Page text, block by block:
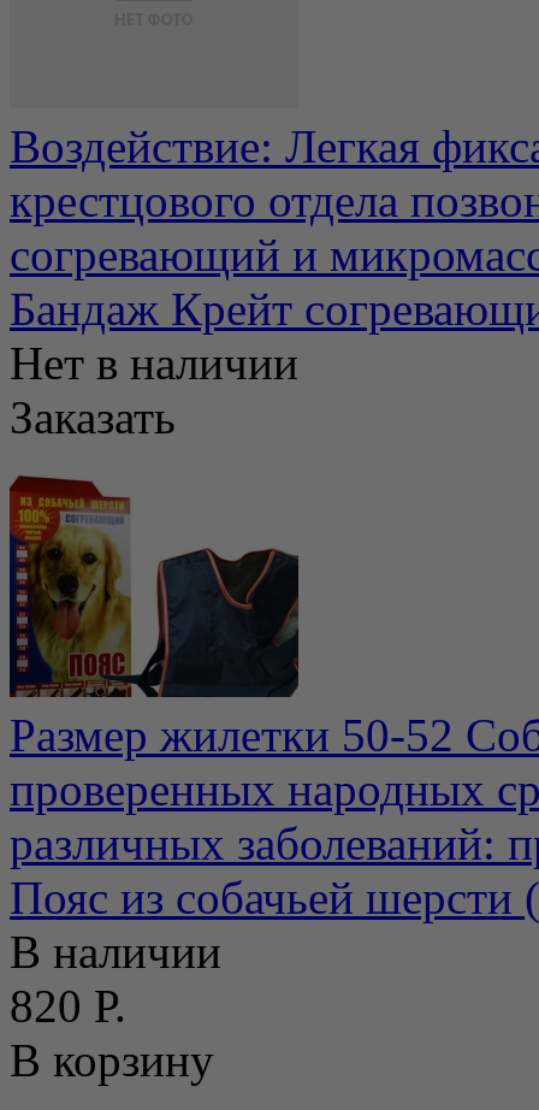
Воздействие: Легкая
крестцового отдела
согревающий и
Бандаж Крейт
Нет в наличии
Заказать
Размер жилетки 50-52
проверенных народных
различных заболеваний:
Пояс из собачьей шерсти
В наличии
820 Р.
В корзину